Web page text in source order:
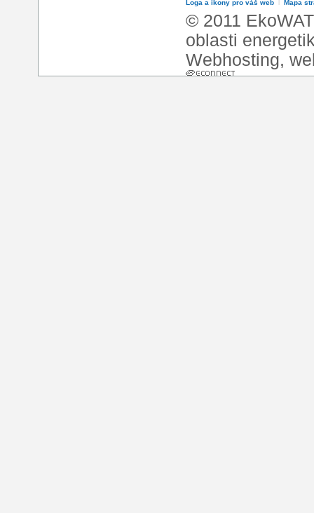
Loga a ikony pro váš web Mapa
© 2011
oblasti
Webhosting,